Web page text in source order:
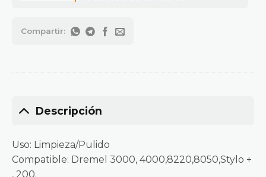
Descripción
Uso: Limpieza/Pulido
Compatible: Dremel 3000, 4000,8220,8050,Stylo +
, 200.